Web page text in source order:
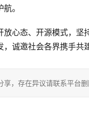
。
放心态、开源模式，坚
诚邀社会各界携手共
享，存在异议请联系平台